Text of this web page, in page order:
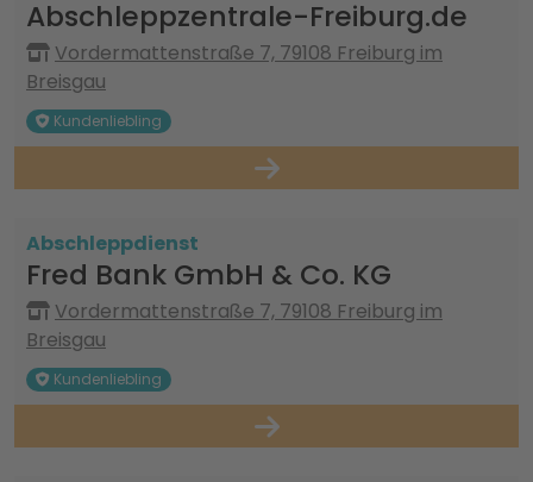
Abschleppzentrale-Freiburg.de
Vordermattenstraße 7, 79108 Freiburg im
Breisgau
Kundenliebling
Abschleppdienst
Fred Bank GmbH & Co. KG
Vordermattenstraße 7, 79108 Freiburg im
Breisgau
Kundenliebling